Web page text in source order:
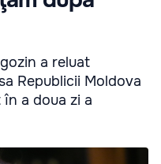
a reluat
Republicii Moldova
a doua zi a